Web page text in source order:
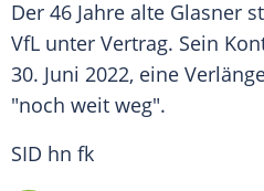
Der 46 Jahre alte Glasner
VfL unter Vertrag. Sein
30. Juni 2022, eine
"noch weit weg".
SID hn fk